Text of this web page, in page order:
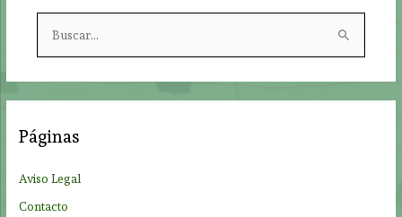
r
Páginas
Aviso Legal
Contacto